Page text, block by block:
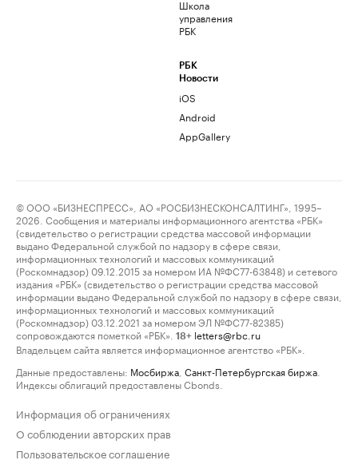
Школа
управления
РБК
РБК
Новости
iOS
Android
AppGallery
© ООО «БИЗНЕСПРЕСС», АО «РОСБИЗНЕСКОНСАЛТИНГ», 1995–
2026. Сообщения и материалы информационного агентства «РБК»
(свидетельство о регистрации средства массовой информации
выдано Федеральной службой по надзору в сфере связи,
информационных технологий и массовых коммуникаций
(Роскомнадзор) 09.12.2015 за номером ИА №ФС77-63848) и сетевого
издания «РБК» (свидетельство о регистрации средства массовой
информации выдано Федеральной службой по надзору в сфере связи,
информационных технологий и массовых коммуникаций
(Роскомнадзор) 03.12.2021 за номером ЭЛ №ФС77-82385)
сопровождаются пометкой «РБК».
18+ letters@rbc.ru
Владельцем сайта является информационное агентство «РБК».
Данные предоставлены: Мосбиржа Санкт-Петербургская биржа
Индексы облигаций предоставлены Cbonds.
Информация об ограничениях
О соблюдении авторских прав
Пользовательское соглашение